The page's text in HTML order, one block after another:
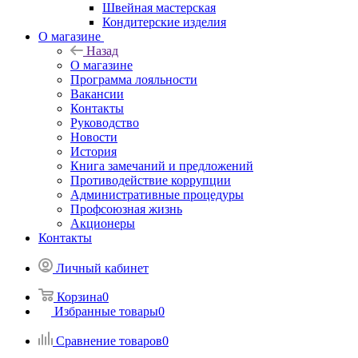
Швейная мастерская
Кондитерские изделия
О магазине
Назад
О магазине
Программа лояльности
Вакансии
Контакты
Руководство
Новости
История
Книга замечаний и предложений
Противодействие коррупции
Административные процедуры
Профсоюзная жизнь
Акционеры
Контакты
Личный кабинет
Корзина0
Избранные товары0
Сравнение товаров0